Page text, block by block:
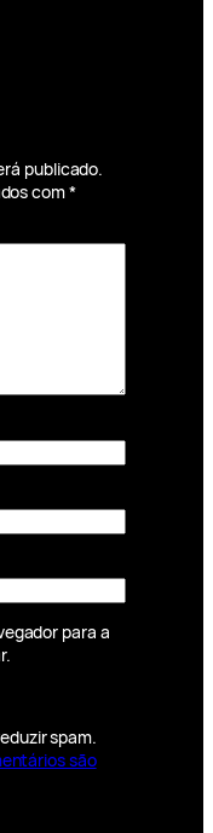
publicado.
com*
para a
spam.
são